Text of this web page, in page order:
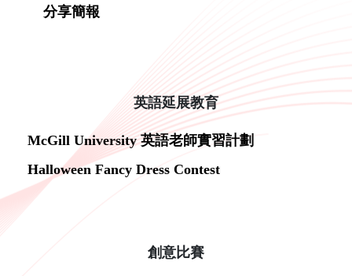
分享簡報
英語延展教育
McGill University 英語老師實習計劃
Halloween Fancy Dress Contest
創意比賽